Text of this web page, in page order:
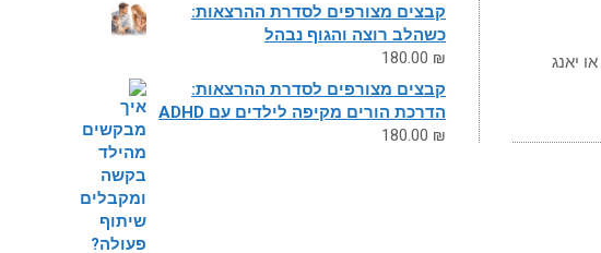
יאנג
קבצים מצורפים לסדרת ההרצאות:
כשהלב רוצה והגוף נבהל
180.00 ₪
קבצים מצורפים לסדרת ההרצאות:
הדרכת הורים מקיפה לילדים עם ADHD
180.00 ₪